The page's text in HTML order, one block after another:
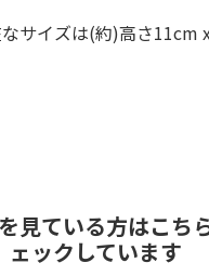
サイズは(約)高さ11cm
見ている方はこち
ェックしています